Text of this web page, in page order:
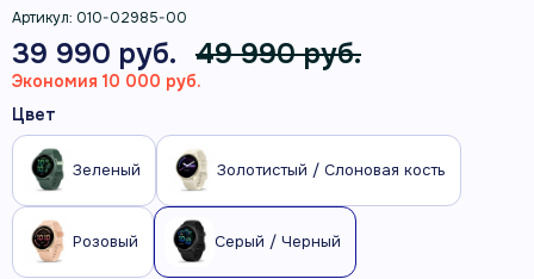
Артикул: 010-02985-00
39 990 руб. 49 990 руб.
Экономия 10 000 руб.
Цвет
Зеленый Золотистый / Слоновая кость
Розовый Серый / Черный